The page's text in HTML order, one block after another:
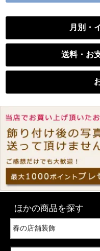
月別・
送料・お
ほかの商品を探す